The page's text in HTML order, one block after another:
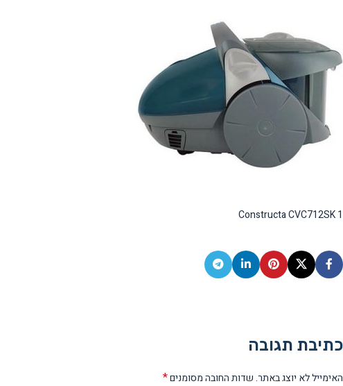
Constructa CVC712SK 1
כתיבת תגובה
האימייל לא יוצג באתר.שדות החובה מסומנים*